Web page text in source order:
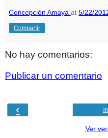
Concepción Amaya at 5/22/
Compartir
No hay comentarios:
Publicar un comentario
‹
Ver